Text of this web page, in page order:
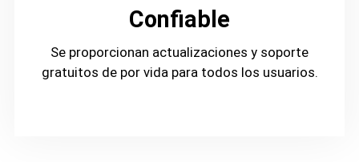
Confiable
Se proporcionan actualizaciones y soporte
gratuitos de por vida para todos los usuarios.